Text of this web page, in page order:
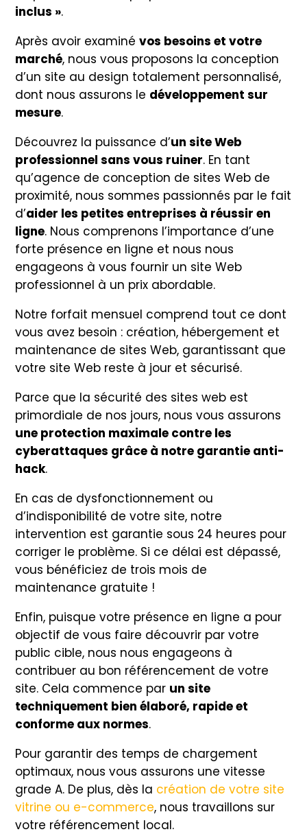
inclus ».
Après avoir examinévos besoins et votre
marché, nous vous proposons la conception
d’un site au design totalement personnalisé,
dont nous assurons le développement sur
mesure.
Découvrez la puissance d’un site Web
professionnel sans vous ruiner. En tant
qu’agence de conception de sites Web de
proximité, nous sommes passionnés par le fait
d’aider les petites entreprises à réussir en
ligne. Nous comprenons l’importance d’une
forte présence en ligne et nous nous
engageons à vous fournir un site Web
professionnel à un prix abordable.
Notre forfait mensuel comprend tout ce dont
vous avez besoin : création, hébergement et
maintenance de sites Web, garantissant que
votre site Web reste à jour et sécurisé.
Parce que la sécurité des sites web est
primordiale de nos jours, nous vous assurons
une protection maximale contre les
cyberattaques grâce à notre garantie anti-
hack.
En cas de dysfonctionnement ou
d’indisponibilité de votre site, notre
intervention est garantie sous 24 heures pour
corriger le problème. Si ce délai est dépassé,
vous bénéficiez de trois mois de
maintenance gratuite !
Enfin, puisque votre présence en ligne a pour
objectif de vous faire découvrir par votre
public cible, nous nous engageons à
contribuer au bon référencement de votre
site. Cela commence par un site
techniquement bien élaboré, rapide et
conforme aux normes.
Pour garantir des temps de chargement
optimaux, nous vous assurons une vitesse
grade A. De plus, dès la création de votre site
vitrine ou e-commerce, nous travaillons sur
votre référencement local.